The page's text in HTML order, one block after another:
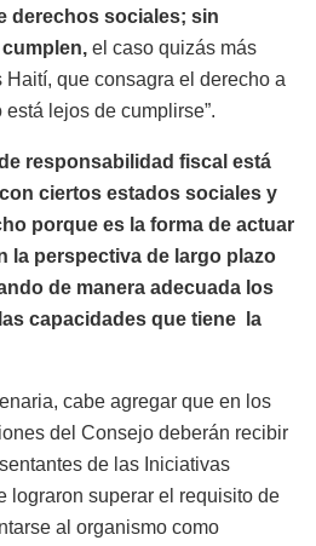
derechos sociales; sin
el caso quizás más
que consagra el derecho a
lejos de cumplirse”.
responsabilidad fiscal está
ciertos estados sociales y
porque es la forma de actuar
la perspectiva de largo plazo
de manera adecuada los
capacidades que tiene la
cabe agregar que en los
del Consejo deberán recibir
de las Iniciativas
lograron superar el requisito de
al organismo como